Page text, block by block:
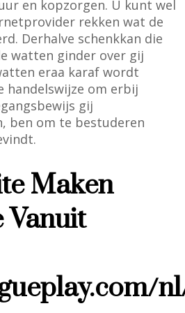
en kopzorgen. U kunt wel
rekken wat de
Derhalve schenkkan die
watten ginder over gij
eraa karaf wordt
handelswijze om erbij
gij
ben om te bestuderen
Maken
Vanuit